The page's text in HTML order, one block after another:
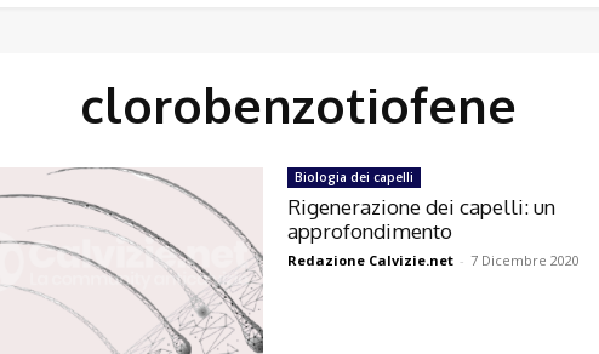
clorobenzotiofene
Biologia dei capelli
Rigenerazione dei capelli: un
approfondimento
Redazione Calvizie.net - 7 Dicembre 2020